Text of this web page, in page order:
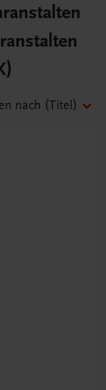
nach (Titel)